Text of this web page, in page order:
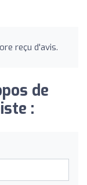
reçu d'avis.
de
: